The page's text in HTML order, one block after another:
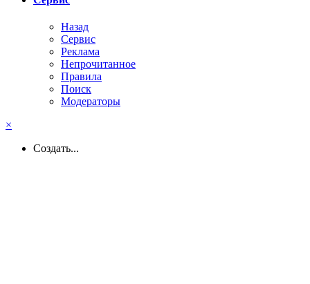
Назад
Сервис
Реклама
Непрочитанное
Правила
Поиск
Модераторы
×
Создать...